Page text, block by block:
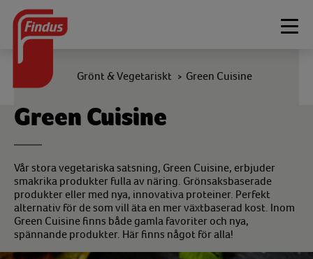
Green Cuisine
Vår stora vegetariska satsning, Green Cuisine, erbjuder
smakrika produkter fulla av näring. Grönsaksbaserade
produkter eller med nya, innovativa proteiner. Perfekt
alternativ för de som vill äta en mer växtbaserad kost. Inom
Green Cuisine finns både gamla favoriter och nya,
spännande produkter. Här finns något för alla!
Grönt & Vegetariskt > Green Cuisine